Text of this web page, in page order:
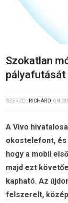
Szokatlan
pályafutását
SZERZŐ: RICHÁRD ON
A Vivo
okostelefont,
hogy a mobil
majd ezt
kapható. Az
felszerelt,